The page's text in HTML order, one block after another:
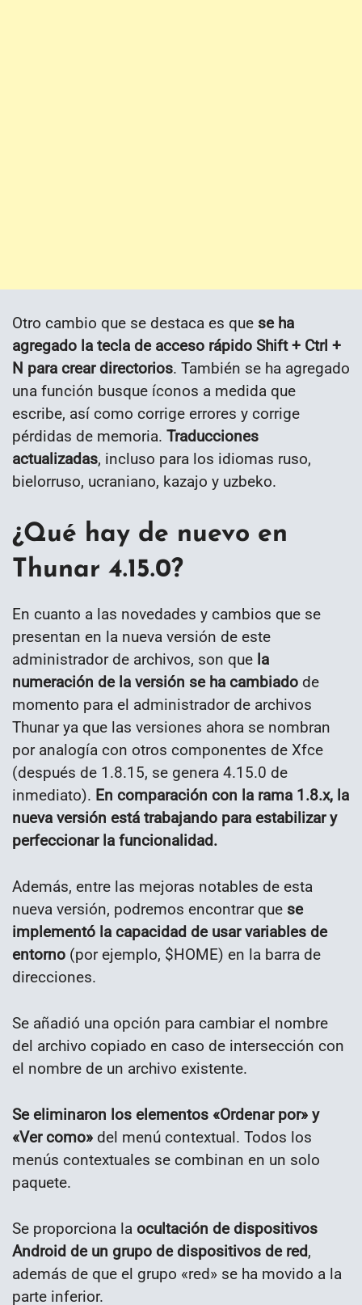
Otro cambio que se destaca es que se ha
agregado la tecla de acceso rápido Shift + Ctrl +
N para crear directorios. También se ha agregado
una función busque íconos a medida que
escribe, así como corrige errores y corrige
pérdidas de memoria. Traducciones
actualizadas, incluso para los idiomas ruso,
bielorruso, ucraniano, kazajo y uzbeko.
¿Qué hay de nuevo en
Thunar 4.15.0?
En cuanto a las novedades y cambios que se
presentan en la nueva versión de este
administrador de archivos, son que la
numeración de la versión se ha cambiado de
momento para el administrador de archivos
Thunar ya que las versiones ahora se nombran
por analogía con otros componentes de Xfce
(después de 1.8.15, se genera 4.15.0 de
inmediato). En comparación con la rama 1.8.x, la
nueva versión está trabajando para estabilizar y
perfeccionar la funcionalidad.
Además, entre las mejoras notables de esta
nueva versión, podremos encontrar que se
implementó la capacidad de usar variables de
entorno (por ejemplo, $HOME) en la barra de
direcciones.
Se añadió una opción para cambiar el nombre
del archivo copiado en caso de intersección con
el nombre de un archivo existente.
Se eliminaron los elementos «Ordenar por» y
«Ver como» del menú contextual. Todos los
menús contextuales se combinan en un solo
paquete.
Se proporciona la ocultación de dispositivos
Android de un grupo de dispositivos de red,
además de que el grupo «red» se ha movido a la
parte inferior.